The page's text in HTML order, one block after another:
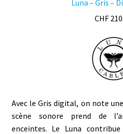
Luna – Gris –
CHF
Avec le Gris digital, on note
scène sonore prend de
enceintes. Le Luna